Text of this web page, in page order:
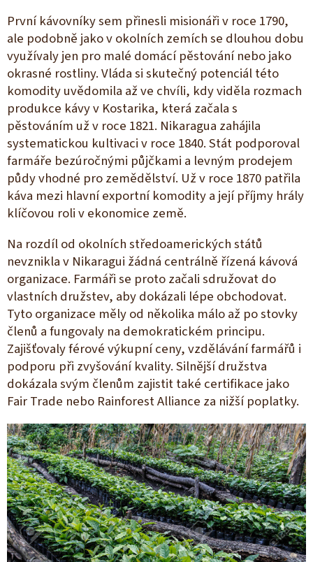
První kávovníky sem přinesli misionáři v roce 1790,
ale podobně jako v okolních zemích se dlouhou dobu
využívaly jen pro malé domácí pěstování nebo jako
okrasné rostliny. Vláda si skutečný potenciál této
komodity uvědomila až ve chvíli, kdy viděla rozmach
produkce kávy v Kostarika, která začala s
pěstováním už v roce 1821. Nikaragua zahájila
systematickou kultivaci v roce 1840. Stát podporoval
farmáře bezúročnými půjčkami a levným prodejem
půdy vhodné pro zemědělství. Už v roce 1870 patřila
káva mezi hlavní exportní komodity a její příjmy hrály
klíčovou roli v ekonomice země.
Na rozdíl od okolních středoamerických států
nevznikla v Nikaragui žádná centrálně řízená kávová
organizace. Farmáři se proto začali sdružovat do
vlastních družstev, aby dokázali lépe obchodovat.
Tyto organizace měly od několika málo až po stovky
členů a fungovaly na demokratickém principu.
Zajišťovaly férové výkupní ceny, vzdělávání farmářů i
podporu při zvyšování kvality. Silnější družstva
dokázala svým členům zajistit také certifikace jako
Fair Trade nebo Rainforest Alliance za nižší poplatky.